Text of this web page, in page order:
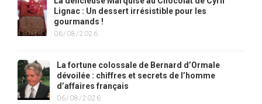
Lignac : Un dessert irrésistible pour les
gourmands !
06/08/2026
La fortune colossale de Bernard d’Ormale
dévoilée : chiffres et secrets de l’homme
d’affaires français
06/08/2026